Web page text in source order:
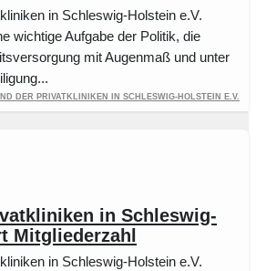
in Schleswig-Holstein e.V.
wichtige Aufgabe der Politik, die
mit Augenmaß und unter
der Privatkliniken in Schleswig-Holstein e.V.
in Schleswig-
Mitgliederzahl
in Schleswig-Holstein e.V.